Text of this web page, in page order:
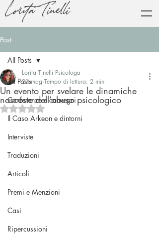
Lorita Tinelli
Post
All Posts
Conferenze e convegni
Il Caso Arkeon e dintorni
Interviste
Traduzioni
Articoli
Premi e Menzioni
Casi
Ripercussioni
All Posts
Un evento per svelare le dinamiche
nascoste dell’abuso psicologico
Lorita Tinelli Psicologa
21 mag Tempo di lettura: 2 min
Valutazione NaN stelle su 5.